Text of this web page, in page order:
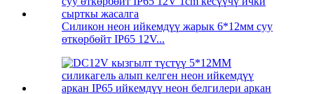
Силикон неон ийкемдүү жарык 6*12мм суу
өткөрбөйт IP65 12V...